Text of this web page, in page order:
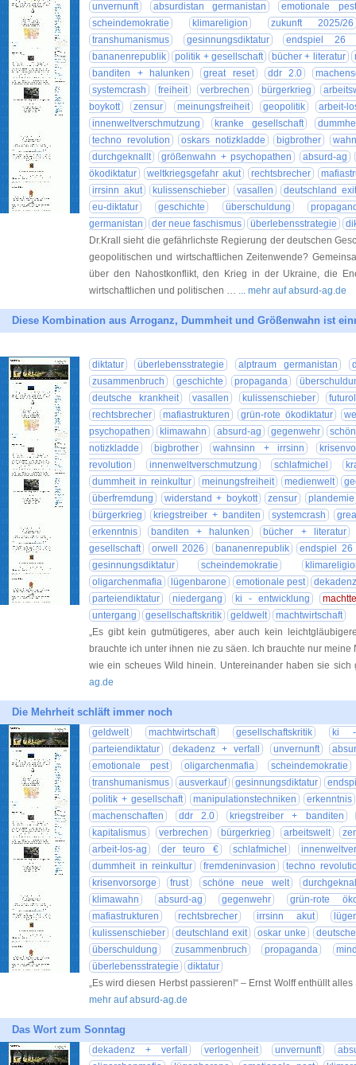
unvernunft
absurdistan germanistan
emotionale pest
scheindemokratie
klimareligion
zukunft 2025/26
transhumanismus
gesinnungsdiktatur
endspiel 26
bananenrepublik
politik + gesellschaft bücher + literatur
banditen + halunken
great reset ddr 2.0
systemcrash
freiheit verbrechen bürgerkrieg
boykott
zensur meinungsfreiheit geopolitik
arbeit-
innenweltverschmutzung
kranke gesellschaft
techno revolution
oskars notizkladde bigbrother
durchgeknallt
größenwahn + psychopathen
absurd-ag
ökodiktatur
weltkriegsgefahr akut rechtsbrecher
irrsinn akut
kulissenschieber vasallen
deutschland exit
eu-diktatur
geschichte überschuldung
germanistan
der neue faschismus überlebensstrategie
Dr.Krall sieht die gefährlichste Regierung der deutschen
geopolitischen und wirtschaftlichen Zeitenwende?
über den Nahostkonflikt, den Krieg in der Ukraine, die
wirtschaftlichen und politischen … ... mehr auf absurd-ag.de
Diese Kombination aus Arroganz, Dummheit und Größenwahn ist
diktatur überlebensstrategie alptraum germanistan
zusammenbruch
geschichte propaganda
deutsche krankheit
vasallen kulissenschieber
rechtsbrecher
mafiastrukturen grün-rote ökodiktatur
psychopathen
klimawahn absurd-ag gegenwehr
notizkladde
bigbrother wahnsinn + irrsinn
revolution
innenweltverschmutzung schlafmichel
dummheit in reinkultur
meinungsfreiheit medienwelt
überfremdung
widerstand + boykott zensur
plandemie
bürgerkrieg
kriegstreiber + banditen systemcrash
erkenntnis
banditen + halunken
bücher + literatur
gesellschaft
orwell 2026 bananenrepublik
endspiel 26
gesinnungsdiktatur
scheindemokratie
oligarchenmafia
lügenbarone emotionale pest
parteiendiktatur
niedergang ki - entwicklung
untergang
gesellschaftskritik geldwelt
machtwirtschaft
„Es gibt kein gutmütigeres, aber auch kein
brauchte ich unter ihnen nie zu säen. Ich brauchte nur
wie ein scheues Wild hinein. Untereinander haben sie
ag.de
Die Mehrheit schläft immer noch
geldwelt machtwirtschaft gesellschaftskritik
ki -
parteiendiktatur
dekadenz + verfall unvernunft
emotionale pest
oligarchenmafia
scheindemokratie
transhumanismus
ausverkauf gesinnungsdiktatur
politik + gesellschaft
manipulationstechniken
erkenntnis
machenschaften
ddr 2.0
kriegstreiber + banditen
kapitalismus
verbrechen bürgerkrieg arbeitswelt
arbeit-los-ag
der teuro € schlafmichel
dummheit in reinkultur
fremdeninvasion
techno
krisenvorsorge
frust schöne neue welt
klimawahn
absurd-ag gegenwehr
grün-rote
mafiastrukturen
rechtsbrecher irrsinn akut
kulissenschieber
deutschland exit oskar unke
überschuldung
zusammenbruch propaganda
überlebensstrategie
diktatur
„Es wird diesen Herbst passieren!“ – Ernst Wolff enthüllt
mehr auf absurd-ag.de
Das Wort zum Sonntag
dekadenz + verfall verlogenheit unvernunft